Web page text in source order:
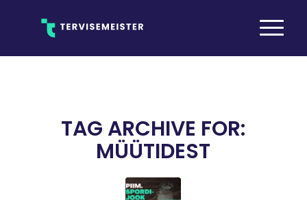
TAG ARCHIVE FOR:
MÜÜTIDEST